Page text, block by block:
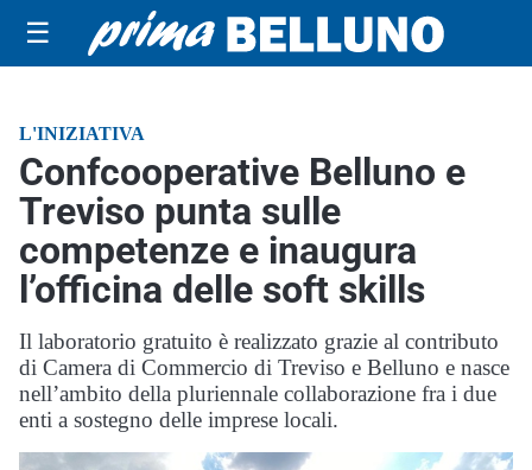
☰
L'INIZIATIVA
Confcooperative Belluno e
Treviso punta sulle
competenze e inaugura
l’officina delle soft skills
Il laboratorio gratuito è realizzato grazie al contributo
di Camera di Commercio di Treviso e Belluno e nasce
nell’ambito della pluriennale collaborazione fra i due
enti a sostegno delle imprese locali.